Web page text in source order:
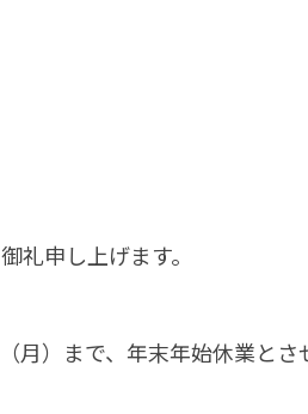
礼申し上げます。
）まで、年末年始休業とさ